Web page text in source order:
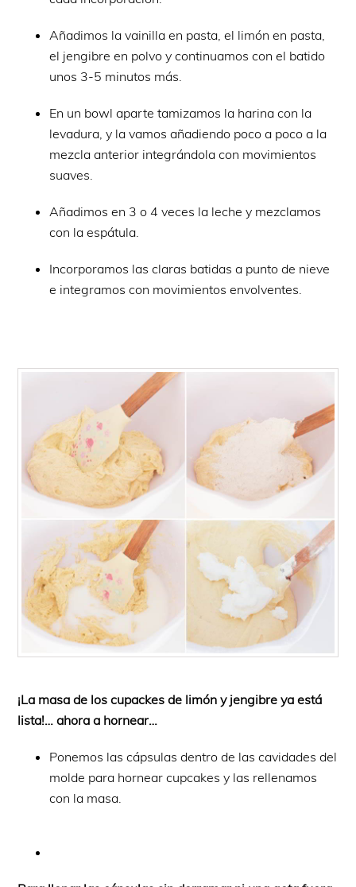
Añadimos la vainilla en pasta, el limón en pasta,
el jengibre en polvo y continuamos con el batido
unos 3-5 minutos más.
En un bowl aparte tamizamos la harina con la
levadura, y la vamos añadiendo poco a poco a la
mezcla anterior integrándola con movimientos
suaves.
Añadimos en 3 o 4 veces la leche y mezclamos
con la espátula.
Incorporamos las claras batidas a punto de nieve
e integramos con movimientos envolventes.
¡La masa de los cupackes de limón y jengibre ya está
lista!… ahora a hornear…
Ponemos las cápsulas dentro de las cavidades del
molde para hornear cupcakes y las rellenamos
con la masa.